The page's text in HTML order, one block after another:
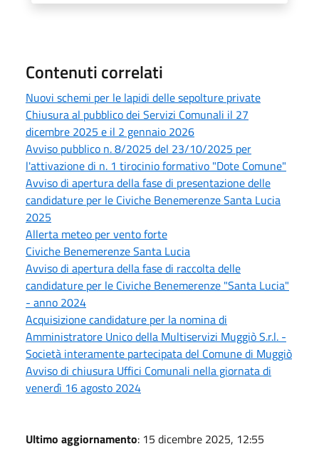
Contenuti correlati
Nuovi schemi per le lapidi delle sepolture private
Chiusura al pubblico dei Servizi Comunali il 27
dicembre 2025 e il 2 gennaio 2026
Avviso pubblico n. 8/2025 del 23/10/2025 per
l'attivazione di n. 1 tirocinio formativo "Dote Comune"
Avviso di apertura della fase di presentazione delle
candidature per le Civiche Benemerenze Santa Lucia
2025
Allerta meteo per vento forte
Civiche Benemerenze Santa Lucia
Avviso di apertura della fase di raccolta delle
candidature per le Civiche Benemerenze "Santa Lucia"
- anno 2024
Acquisizione candidature per la nomina di
Amministratore Unico della Multiservizi Muggiò S.r.l. -
Società interamente partecipata del Comune di Muggiò
Avviso di chiusura Uffici Comunali nella giornata di
venerdì 16 agosto 2024
Ultimo aggiornamento: 15 dicembre 2025, 12:55